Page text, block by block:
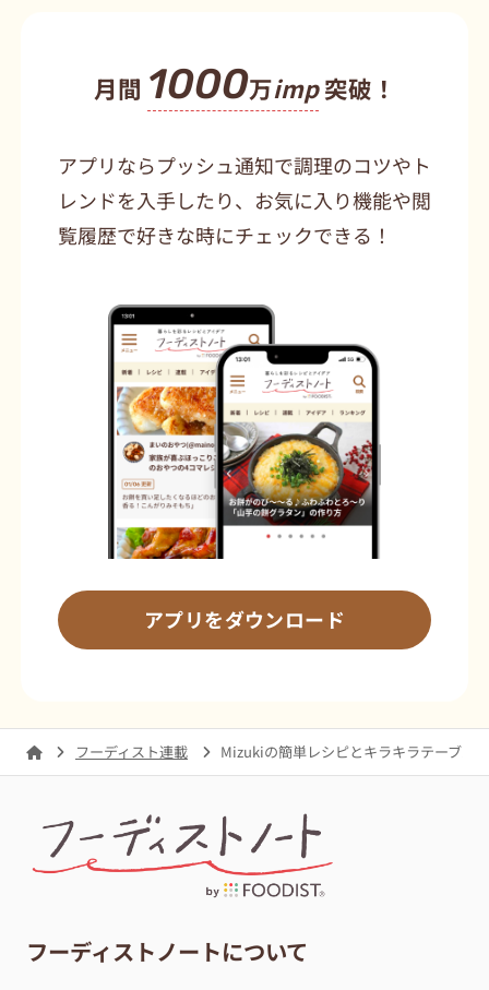
月間 1000万imp突破！
アプリならプッシュ通知で調理のコツやト
レンドを入手したり、お気に入り機能や閲
覧履歴で好きな時にチェックできる！
アプリをダウンロード
フーディスト連載 Mizukiの簡単レシピとキラキラテーブル
フーディストノートについて